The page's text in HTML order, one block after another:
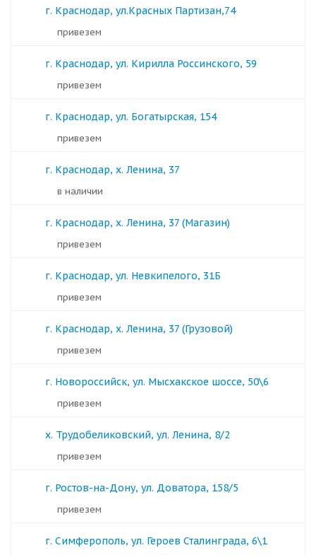
г. Краснодар, ул.Красных Партизан,74
Привезем
г. Краснодар, ул. Кирилла Россинского, 59
Привезем
г. Краснодар, ул. Богатырская, 154
Привезем
г. Краснодар, х. Ленина, 37
в наличии
г. Краснодар, х. Ленина, 37 (Магазин)
Привезем
г. Краснодар, ул. Невкипелого, 31Б
Привезем
г. Краснодар, х. Ленина, 37 (Грузовой)
Привезем
г. Новороссийск, ул. Мысхакское шоссе, 50\6
Привезем
х. Трудобеликовский, ул. Ленина, 8/2
Привезем
г. Ростов-на-Дону, ул. Доватора, 158/5
Привезем
г. Симферополь, ул. Героев Сталинграда, 6\1